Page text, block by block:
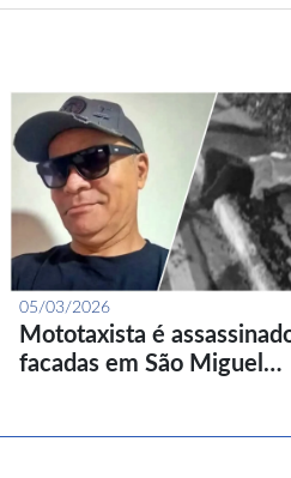
05/03/2026
Mototaxista é
facadas em São Miguel…